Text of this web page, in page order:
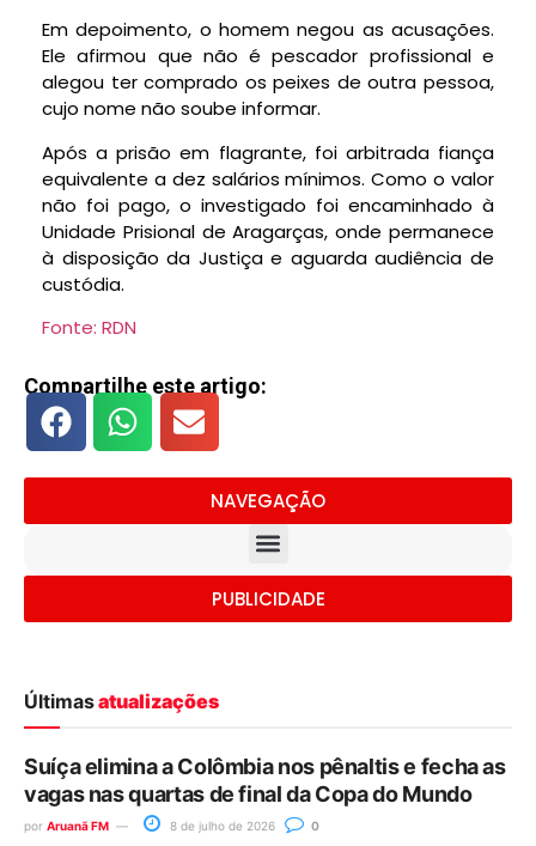
Em depoimento, o homem negou as acusações.
Ele afirmou que não é pescador profissional e
alegou ter comprado os peixes de outra pessoa,
cujo nome não soube informar.
Após a prisão em flagrante, foi arbitrada fiança
equivalente a dez salários mínimos. Como o valor
não foi pago, o investigado foi encaminhado à
Unidade Prisional de Aragarças, onde permanece
à disposição da Justiça e aguarda audiência de
custódia.
Fonte: RDN
Compartilhe este artigo:
NAVEGAÇÃO
PUBLICIDADE
Últimasatualizações
Suíça elimina a Colômbia nos pênaltis e fecha as
vagas nas quartas de final da Copa do Mundo
por Aruanã FM 8 de julho de 2026 0